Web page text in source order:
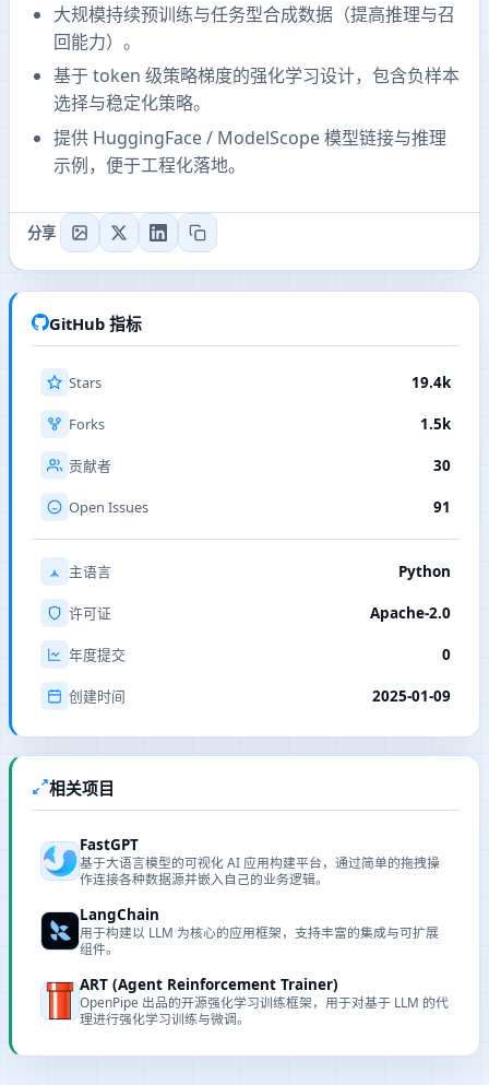
大规模持续预训练与任务型合成数据（提高推理与召
回能力）。
基于 token 级策略梯度的强化学习设计，包含负样本
选择与稳定化策略。
提供 HuggingFace / ModelScope 模型链接与推理
示例，便于工程化落地。
分享
GitHub 指标
Stars 19.4k
Forks 1.5k
贡献者 30
Open Issues 91
主语言 Python
许可证 Apache-2.0
年度提交 0
创建时间 2025-01-09
相关项目
FastGPT
基于大语言模型的可视化 AI 应用构建平台，通过简单的拖拽操
作连接各种数据源并嵌入自己的业务逻辑。
LangChain
用于构建以 LLM 为核心的应用框架，支持丰富的集成与可扩展
组件。
ART (Agent Reinforcement Trainer)
OpenPipe 出品的开源强化学习训练框架，用于对基于 LLM 的代
理进行强化学习训练与微调。